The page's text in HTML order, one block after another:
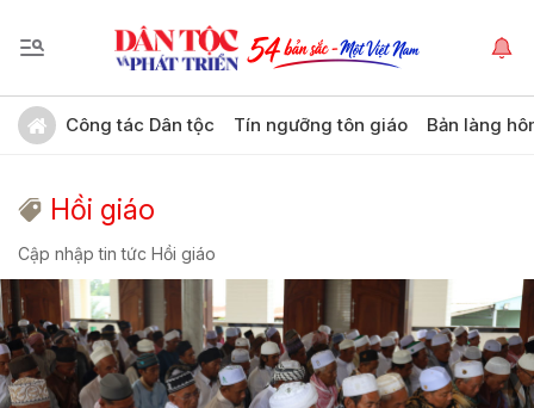
Công tác Dân tộc Tín ngưỡng tôn giáo Bản làng
Hồi giáo
Cập nhập tin tức Hồi giáo